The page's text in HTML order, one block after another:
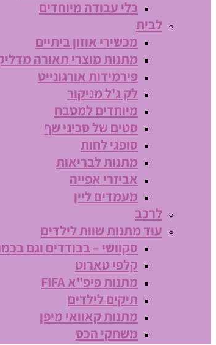
כלי עבודה מיוחדים
לבית
מכשירי אוזון ביתיים
מתנות מוצרי תאורה
פירמידות אורגונייט
לק ג'ל מניקור
מיוחדים למטבח
סטים של סכיני שף
סופגי לחות
מתנות לבריאות
אביזרי אפייה
מעמדים ליין
לרכב
עוד מתנות שוות לילדים
סקוושי – בבודדים וגם
קלפי טארוט
מתנות פיפ"א FIFA
תיקים לילדים
מתנות קאוואי מיפן
משחקי הכס